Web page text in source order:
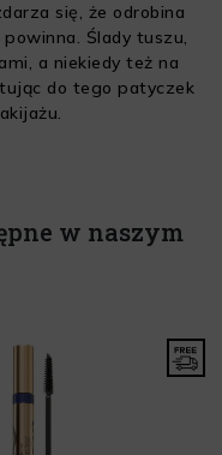
się, że odrobina
Ślady tuszu,
a niekiedy też na
do tego patyczek
w naszym